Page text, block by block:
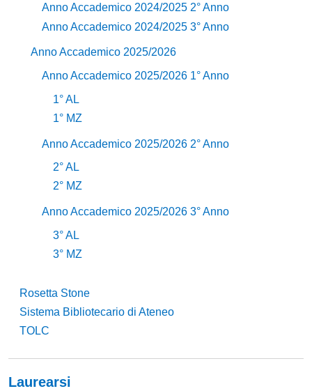
Anno Accademico 2024/2025 2° Anno
Anno Accademico 2024/2025 3° Anno
Anno Accademico 2025/2026
Anno Accademico 2025/2026 1° Anno
1° AL
1° MZ
Anno Accademico 2025/2026 2° Anno
2° AL
2° MZ
Anno Accademico 2025/2026 3° Anno
3° AL
3° MZ
Rosetta Stone
Sistema Bibliotecario di Ateneo
TOLC
Laurearsi